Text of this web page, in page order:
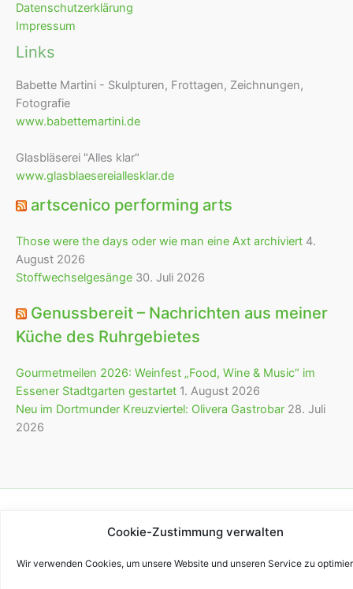
Cookie-Zustimmung verwalten
Wir verwenden Cookies, um unsere Website und unseren Service zu
Datenschutzerklärung
Impressum
Links
Babette Martini - Skulpturen, Frottagen, Zeichnungen,
Fotografie
www.babettemartini.de
Glasbläserei "Alles klar"
www.glasblaesereiallesklar.de
artscenico performing arts
Those were the days oder wie man eine Axt archiviert 4.
August 2026
Stoffwechselgesänge 30. Juli 2026
Genussbereit – Nachrichten aus meiner
Küche des Ruhrgebietes
Gourmetmeilen 2026: Weinfest „Food, Wine & Music“ im
Essener Stadtgarten gestartet 1. August 2026
Neu im Dortmunder Kreuzviertel: Olivera Gastrobar 28. Juli
2026
Copyright © 2026 bürofürvieles